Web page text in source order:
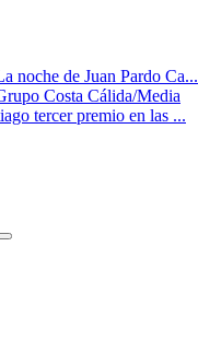
noche de Juan Pardo Ca...
Costa Cálida/Media
tercer premio en las ...